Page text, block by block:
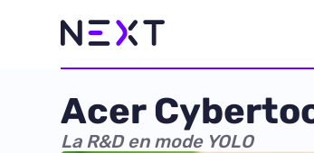
Acer
La R&D en mode YOLO